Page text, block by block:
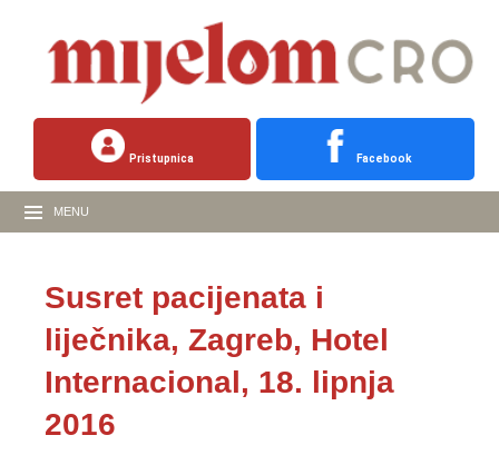
Pristupnica Facebook
MENU
Susret pacijenata i
liječnika, Zagreb, Hotel
Internacional, 18. lipnja
2016